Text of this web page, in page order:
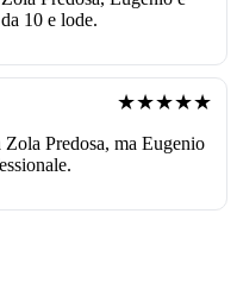
10 e lode.
★★★★★
Predosa, ma Eugenio